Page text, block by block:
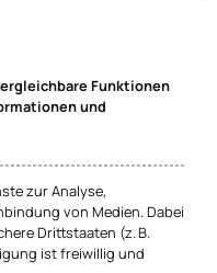
zum Seitenanfang
Funktionen
und
zur Analyse,
von Medien. Dabei
Drittstaaten (z. B.
ist freiwillig und